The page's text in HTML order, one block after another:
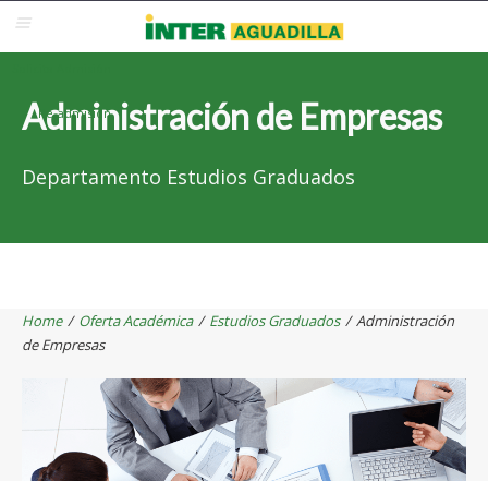
Correo Electrónico
Re-admisión
Administración de Empresas
Departamento Estudios Graduados
Home / Oferta Académica / Estudios Graduados /Administración
de Empresas